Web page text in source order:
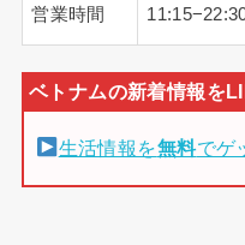
営業時間
生活情報を無料でゲ